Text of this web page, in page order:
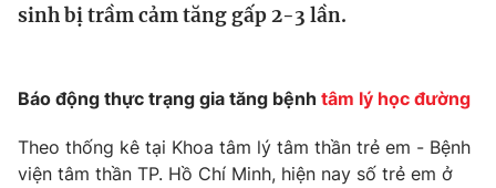
Tin tức
Câu chuyện quốc tế
Kinh tế
Góc doanh nghiệp
Dữ liệu và đời sống
Truyền hình
sinh bị trầm cảm tăng gấp 2-3 lần.
Báo động thực trạng gia tăng bệnh tâm lý học đường
Theo thống kê tại Khoa tâm lý tâm thần trẻ em - Bệnh
viện tâm thần TP. Hồ Chí Minh, hiện nay số trẻ em ở